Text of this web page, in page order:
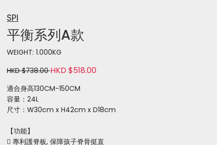
SPI
平衡系列A款
WEIGHT: 1.000KG
HKD $738.00HKD $518.00
適合身高130CM-150CM
容量：24L
尺寸：W30cm x H42cm x D18cm
【功能】
 專利護脊板, 保障孩子脊骨挺直